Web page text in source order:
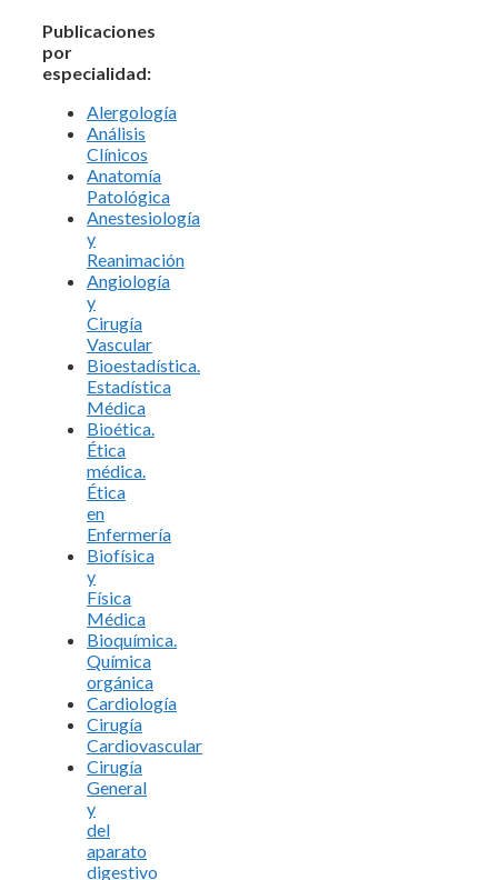
Publicaciones
por
especialidad:
Alergología
Análisis
Clínicos
Anatomía
Patológica
Anestesiología
y
Reanimación
Angiología
y
Cirugía
Vascular
Bioestadística.
Estadística
Médica
Bioética.
Ética
médica.
Ética
en
Enfermería
Biofísica
y
Física
Médica
Bioquímica.
Química
orgánica
Cardiología
Cirugía
Cardiovascular
Cirugía
General
y
del
aparato
digestivo